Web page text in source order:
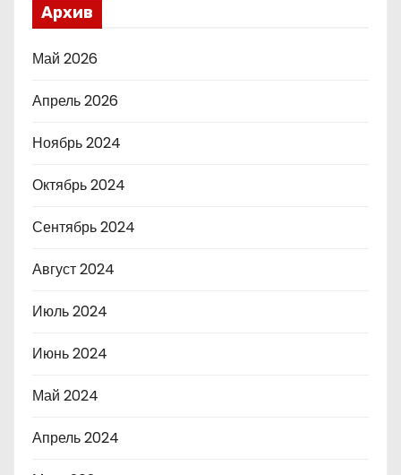
Архив
Май 2026
Апрель 2026
Ноябрь 2024
Октябрь 2024
Сентябрь 2024
Август 2024
Июль 2024
Июнь 2024
Май 2024
Апрель 2024